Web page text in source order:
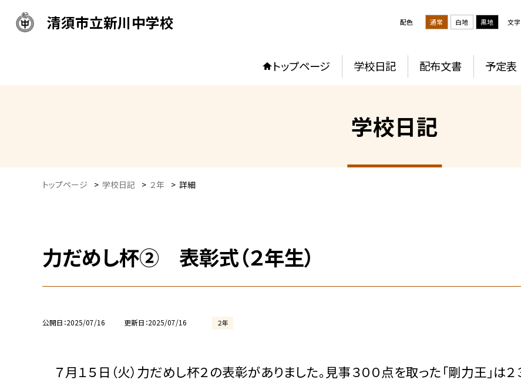
清須市立新川中学校 配色 通常 白地 黒地 文字
トップページ 学校日記 配布文書 予定表
学校日記
トップページ > 学校日記 > ２年 > 詳細
力だめし杯② 表彰式（２年生）
公開日 2025/07/16 更新日 2025/07/16 ２年
７月１５日（火）力だめし杯２の表彰がありました。見事３００点を取った「剛力王」は２